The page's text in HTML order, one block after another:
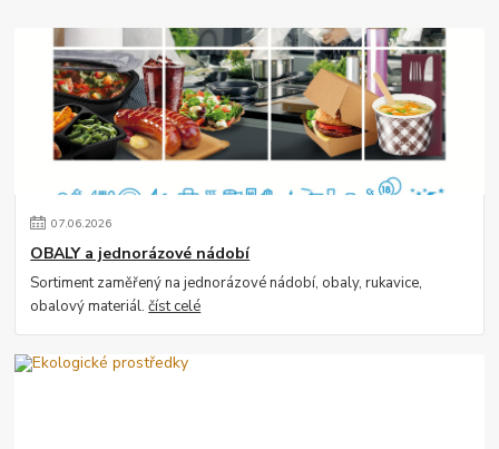
07.06.2026
OBALY a jednorázové nádobí
Sortiment zaměřený na jednorázové nádobí, obaly, rukavice,
obalový materiál.číst celé